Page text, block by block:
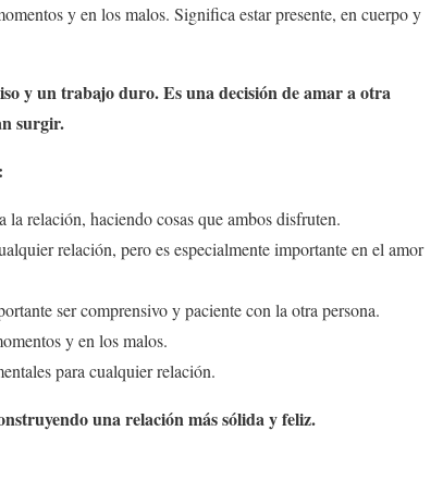
y en los malos. Significa estar presente, en cuerpo y
y un trabajo duro. Es una decisión de amar a otra
surgir.
relación, haciendo cosas que ambos disfruten.
relación, pero es especialmente importante en el amor
ser comprensivo y paciente con la otra persona.
y en los malos.
para cualquier relación.
una relación más sólida y feliz.